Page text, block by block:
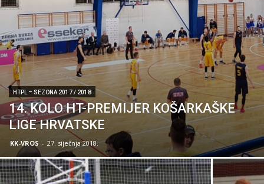
HTPL – SEZONA 2017 / 2018
14. KOLO HT-PREMIJER KOŠARKAŠKE
LIGE HRVATSKE
KK-VROS - 27. siječnja 2018.